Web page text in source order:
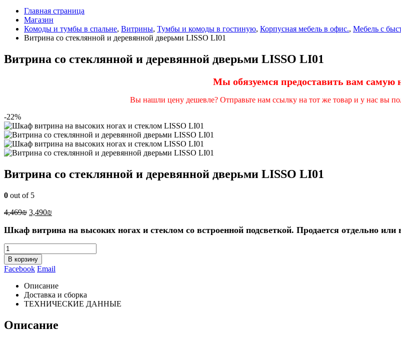
Главная страница
Магазин
Комоды и тумбы в спальне, Витрины, Тумбы и комоды в гостиную, Корпусная мебель в офис., Мебель с
Витрина со стеклянной и деревянной дверьми LISSO LI01
Витрина со стеклянной и деревянной дверьми LISSO LI01
Мы обязуемся предоставить вам самую
Вы нашли цену дешевле? Отправьте нам ссылку на тот же товар и у нас вы
-22%
Витрина со стеклянной и деревянной дверьми LISSO LI01
0 out of 5
4,469₪ 3,490₪
Шкаф витрина на высоких ногах и стеклом со встроенной подсветкой. Продается отдельно
В корзину
Facebook Email
Описание
Доставка и сборка
ТЕХНИЧЕСКИЕ ДАННЫЕ
Описание